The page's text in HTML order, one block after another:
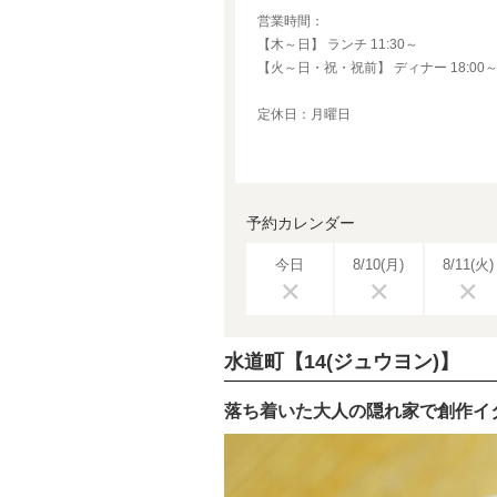
営業時間：
【木～日】 ランチ 11:30～
【火～日・祝・祝前】 ディナー 18:00
定休日：月曜日
予約カレンダー
今日 8/10(月) 8/11(火)
水道町【14(ジュウヨン)】
落ち着いた大人の隠れ家で創作イ